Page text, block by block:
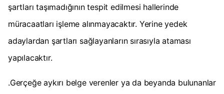
şartları taşımadığının tespit edilmesi hallerinde
müracaatları işleme alınmayacaktır. Yerine yedek
adaylardan şartları sağlayanların sırasıyla ataması
yapılacaktır.
.Gerçeğe aykırı belge verenler ya da beyanda bulunanlar